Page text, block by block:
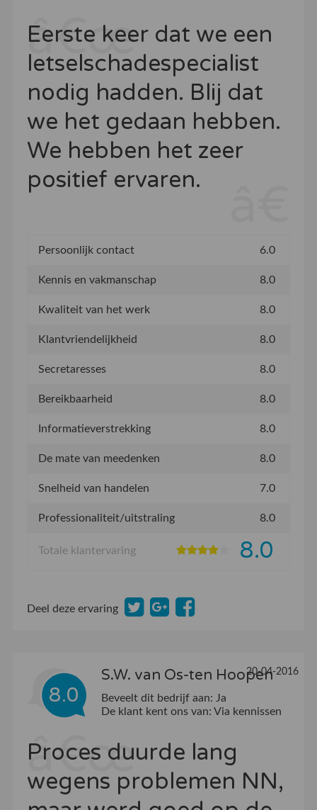
Eerste keer dat we een
letselschadespecialist
nodig hadden. Blij dat
we het gedaan hebben.
We hebben het zeer
positief ervaren.
Persoonlijk contact 6.0
Kennis en vakmanschap 8.0
Kwaliteit van het werk 8.0
Klantvriendelijkheid 8.0
Secretaresses 8.0
Bereikbaarheid 8.0
Informatieverstrekking 8.0
De mate van meedenken 8.0
Snelheid van handelen 7.0
Professionaliteit/uitstraling 8.0
Totale klantervaring 8.0
Deel deze ervaring
8.0
S.W. van Os-ten Hoopen20-04-2016
Beveelt dit bedrijf aan: Ja
De klant kent ons van: Via kennissen
Proces duurde lang
wegens problemen NN,